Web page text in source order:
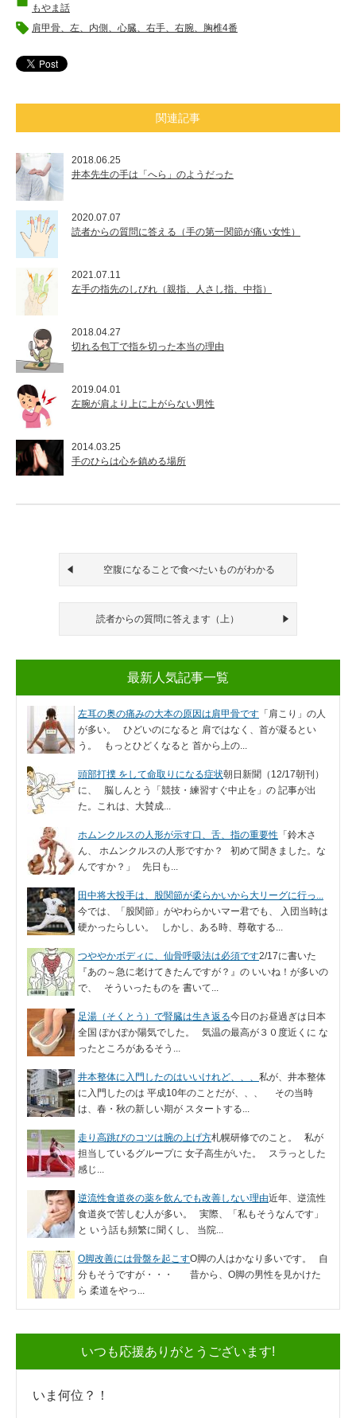
もやま話
肩甲骨、左、内側、心臓、右手、右腕、胸椎4番
関連記事
2018.06.25
井本先生の手は「へら」のようだった
2020.07.07
読者からの質問に答える（手の第一関節が痛い女性）
2021.07.11
左手の指先のしびれ（親指、人さし指、中指）
2018.04.27
切れる包丁で指を切った本当の理由
2019.04.01
左腕が肩より上に上がらない男性
2014.03.25
手のひらは心を鎮める場所
空腹になることで食べたいものがわかる
読者からの質問に答えます（上）
最新人気記事一覧
左耳の奥の痛みの大本の原因は肩甲骨です 「肩こり」の人
が多い。 ひどいのになると 肩ではなく、首が凝るとい
う。 もっとひどくなると 首から上の...
頭部打撲 をして命取りになる症状朝日新聞（12/17朝刊）
に、 脳しんとう「競技・練習すぐ中止を」の 記事が出
た。これは、大賛成...
ホムンクルスの人形が示す口、舌、指の重要性 「鈴木さ
ん、 ホムンクルスの人形ですか？ 初めて聞きました。な
んですか？」 先日も...
田中将大投手は、股関節が柔らかいから大リーグに行っ...
今では、「股関節」がやわらかいマー君でも、 入団当時は
硬かったらしい。 しかし、ある時、尊敬する...
つややかボディに、仙骨呼吸法は必須です2/17に書いた
『あの～急に老けてきたんですが？』の いいね！が多いの
で、 そういったものを 書いて...
足湯（そくとう）で腎臓は生き返る今日のお昼過ぎは日本
全国 ぽかぽか陽気でした。 気温の最高が３０度近くに な
ったところがあるそう...
井本整体に入門したのはいいけれど、、、 私が、井本整体
に入門したのは 平成10年のことだが、、、 その当時
は、春・秋の新しい期が スタートする...
走り高跳びのコツは腕の上げ方札幌研修でのこと。 私が
担当しているグループに 女子高生がいた。 スラっとした
感じ...
逆流性食道炎の薬を飲んでも改善しない理由近年、逆流性
食道炎で苦しむ人が多い。 実際、「私もそうなんです」
と いう話も頻繁に聞くし、 当院...
O脚改善には骨盤を起こすO脚の人はかなり多いです。 自
分もそうですが・・・ 昔から、O脚の男性を見かけた
ら 柔道をやっ...
いつも応援ありがとうございます!
いま何位？！